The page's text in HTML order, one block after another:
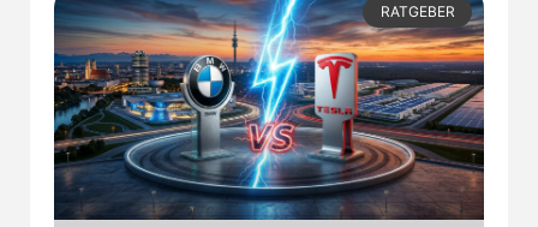
RATGEBER